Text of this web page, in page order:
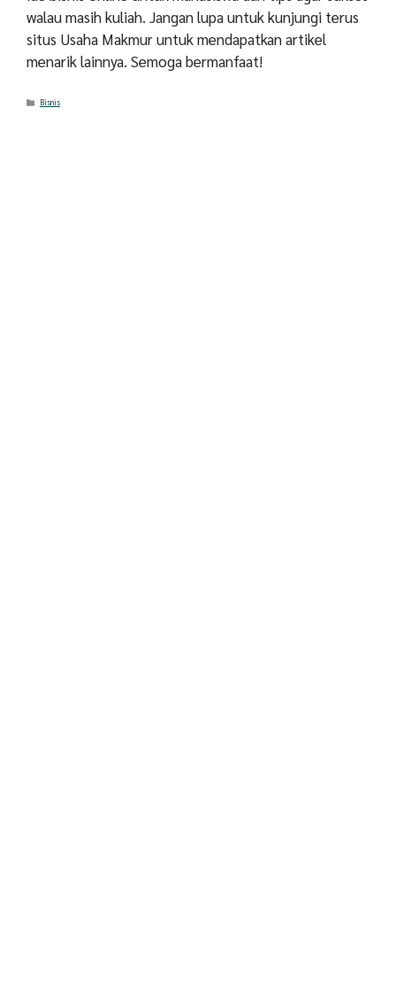
walau masih kuliah. Jangan lupa untuk kunjungi terus
situs Usaha Makmur untuk mendapatkan artikel
menarik lainnya. Semoga bermanfaat!
Categories
Bisnis